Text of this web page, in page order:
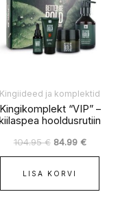
Kingiideed ja komplektid
Kingikomplekt “VIP” –
hooldusrutiin
104.95€ 84.99 €
LISA KORVI